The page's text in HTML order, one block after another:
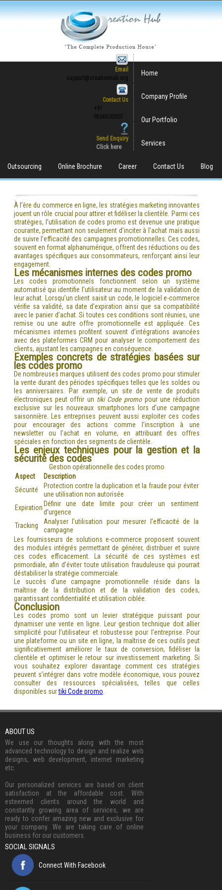
Email
support@creationhub.org
Contact Us
+91
9506500007
Send Enquiry
Click here
Home
Company Profile
Our Portfolio
Services
Outsourcing Online Brochure Career Contact Us Blog
À l’ère du commerce en ligne, les stratégies marketing innovantes
jouent un rôle crucial pour attirer et fidéliser la clientèle. Parmi ces
stratégies, l’utilisation de codes promo est devenue une pratique
courante, permettant non seulement d’inciter à l’achat mais aussi
de suivre l’efficacité des campagnes promotionnelles. Ces codes,
souvent en format alphanumérique, offrent des réductions ou des
avantages spécifiques aux consommateurs, renforçant ainsi leur
engagement.
Les mécanismes internes des codes promo
Les codes promotionnels fonctionnent selon un système
automatisé qui identifie l’utilisateur au moment de la validation de
leur achat. Lorsqu’un client saisit un code, le logiciel e-commerce
vérifie sa validité, sa date d’expiration ainsi que sa compatibilité
avec le panier d’achat. Si toutes ces conditions sont réunies, une
remise ou une autre offre promotionnelle est appliquée. Ces
mécanismes internes profitent souvent d’intégrations avancées
avec des plateformes CRM pour analyser le comportement des
clients, ajustant les campagnes en conséquence.
Exemples concrets de stratégies basées sur
les codes promo
De nombreuses marques utilisent des codes promo pour stimuler
la vente durant des périodes spécifiques telles que les soldes ou
les anniversaires. Par exemple, un site de vente de produits
électroniques peut offrir un tiki Code promopour une réduction
exclusive sur les nouveaux smartphones lors d’une campagne
saisonnière. Les entreprises peuvent aussi exploiter ces codes
pour encourager des actions comme l’inscription à une
newsletter ou l’achat en volume, en attribuant des offres
spéciales en fonction des segments de clientèle.
Les enjeux techniques pour la gestion et la
sécurité des codes
Gestion opérationnelle des codes promo
Aspect
Description
Sécurité
Protection contre la duplication et la fraude pour éviter
une utilisation non autorisée
Expiration Définir une date limite pour créer un sentiment
d’urgence
Tracking
Analyser l’utilisation pour mesurer l’efficacité de la
campagne
Les fournisseurs de solutions e-commerce proposent souvent
des modules intégrés permettant de générer, distribuer et suivre
ces codes efficacement. La sécurité de ces systèmes est
primordiale, afin d’éviter toute utilisation frauduleuse qui pourrait
déstabiliser la stratégie commerciale.
Le succès d’une campagne promotionnelle réside dans la
maîtrise de la distribution et de la validation des codes,
garantissant confidentialité et utilisation ciblée.
Conclusion
Les codes promo sont un levier stratégique puissant pour
dynamiser une vente en ligne. Leur gestion technique doit allier
simplicité pour l’utilisateur et robustesse pour l’entreprise. Pour
une plateforme ou un site en ligne, la maîtrise de ces outils peut
significativement améliorer le taux de conversion, fidéliser la
clientèle et optimiser le retour sur investissement marketing. Si
vous souhaitez explorer davantage comment ces stratégies
peuvent s’intégrer dans votre modèle économique, vous pouvez
consulter des ressources spécialisées, telles que celles
disponibles surtiki Code promo
ABOUT US
We use our thoughts along with the most
advanced technology to design and realize web
designs, web development, internet marketing
etc.
Our personalized services are based on client
satisfaction at the affordable cost. With
esteemed clients around the world and
constantly growing area of services, we are
ready to confer amazing new and exclusive for
your company. We are taking care of online
business for our customers.
SOCIAL SIGNALS
Connect With Facebook